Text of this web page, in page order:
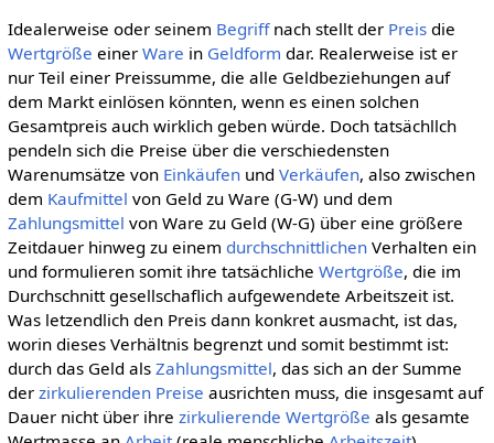
Idealerweise oder seinem Begriffnach stellt der Preisdie
Wertgröße einer Ware in Geldform dar. Realerweise ist er
nur Teil einer Preissumme, die alle Geldbeziehungen auf
dem Markt einlösen könnten, wenn es einen solchen
Gesamtpreis auch wirklich geben würde. Doch tatsächllch
pendeln sich die Preise über die verschiedensten
Warenumsätze von Einkäufenund Verkäufen, also zwischen
dem Kaufmittel von Geld zu Ware (G-W) und dem
Zahlungsmittel von Ware zu Geld (W-G) über eine größere
Zeitdauer hinweg zu einem durchschnittlichenVerhalten ein
und formulieren somit ihre tatsächliche Wertgröße, die im
Durchschnitt gesellschaflich aufgewendete Arbeitszeit ist.
Was letzendlich den Preis dann konkret ausmacht, ist das,
worin dieses Verhältnis begrenzt und somit bestimmt ist:
durch das Geld als Zahlungsmittel, das sich an der Summe
der zirkulierenden Preise ausrichten muss, die insgesamt auf
Dauer nicht über ihre zirkulierende Wertgröße als gesamte